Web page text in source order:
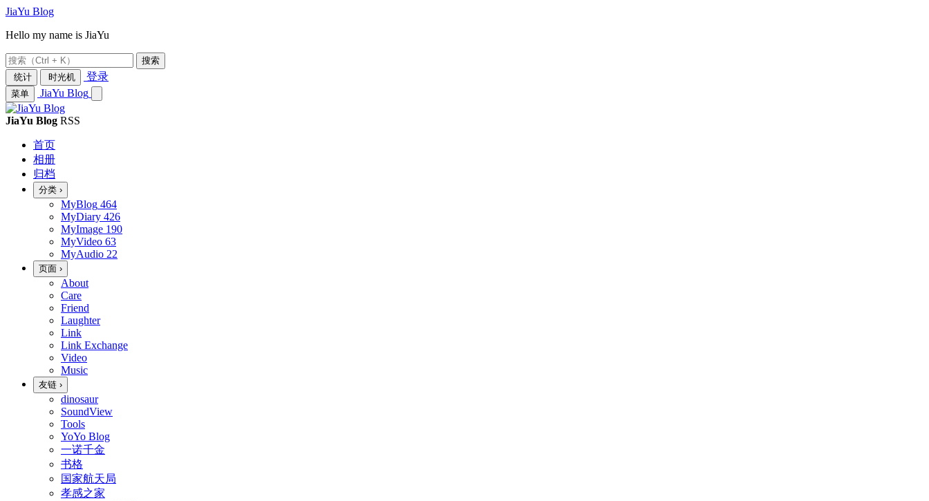
JiaYu Blog
Hello my name is JiaYu
搜索
统计
时光机 登录
菜单 JiaYu Blog
JiaYu Blog RSS
首页
相册
归档
分类 ›
MyBlog 464
MyDiary 426
MyImage 190
MyVideo 63
MyAudio 22
页面 ›
About
Care
Friend
Laughter
Link
Link Exchange
Video
Music
友链 ›
dinosaur
SoundView
Tools
YoYo Blog
一诺千金
书格
国家航天局
孝感之家